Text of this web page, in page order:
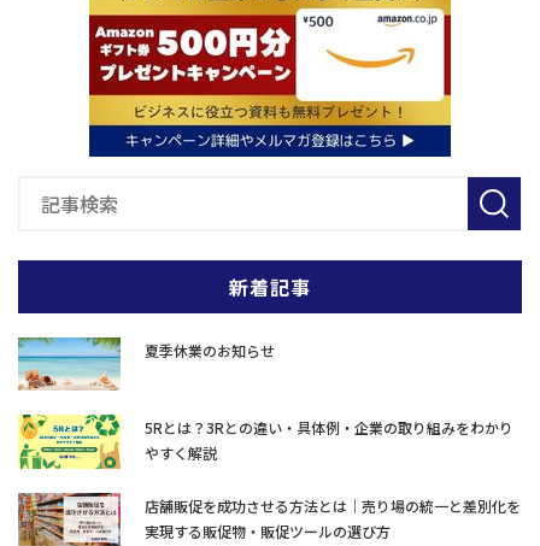
新着記事
夏季休業のお知らせ
5Rとは？3Rとの違い・具体例・企業の取り組みをわかり
やすく解説
店舗販促を成功させる方法とは｜売り場の統一と差別化を
実現する販促物・販促ツールの選び方